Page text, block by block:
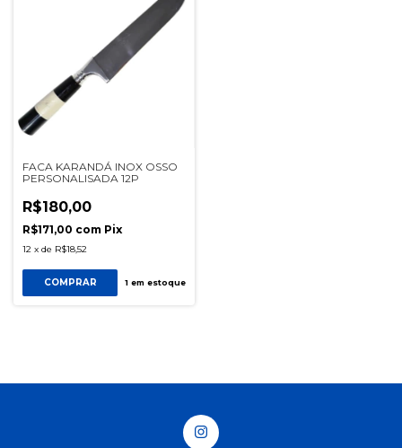
FACA KARANDÁ INOX OSSO
PERSONALISADA 12P
R$180,00
R$171,00 com Pix
12 x de R$18,52
COMPRAR 1em estoque